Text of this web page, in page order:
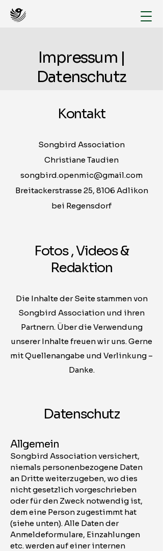
Impressum |
Datenschutz
Kontakt
Songbird Association
Christiane Taudien
songbird.openmic@gmail.com
Breitackerstrasse 25, 8106 Adlikon
bei Regensdorf
Fotos , Videos &
Redaktion
Die Inhalte der Seite stammen von
Songbird Association und ihren
Partnern.Über die Verwendung
unserer Inhalte freuen wir uns. Gerne
mit Quellenangabe und Verlinkung –
Danke.
Datenschutz
Allgemein
Songbird Association versichert,
niemals personenbezogene Daten
an Dritte weiterzugeben, wo dies
nicht gesetzlich vorgeschrieben
oder für den Zweck notwendig ist,
dem eine Person zugestimmt hat
(siehe unten). Alle Daten der
Anmeldeformulare, Einzahlungen
etc. werden auf einer internen